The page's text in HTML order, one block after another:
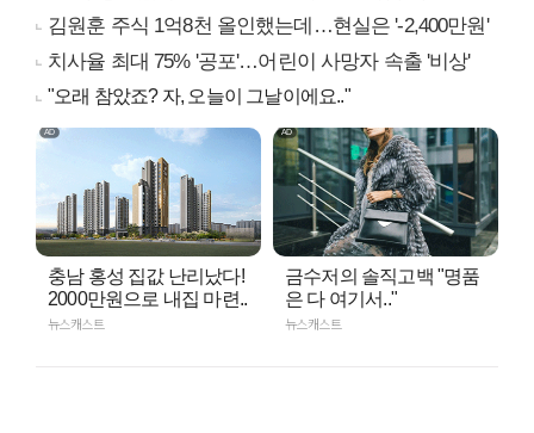
김원훈 주식 1억8천 올인했는데…현실은 '-2,400만원'
치사율 최대 75% '공포'…어린이 사망자 속출 '비상'
"오래 참았죠? 자, 오늘이 그날이에요.."
충남 홍성 집값 난리났다!
2000만원으로 내집 마련..
뉴스캐스트
금수저의 솔직고백 "명품
은 다 여기서.."
뉴스캐스트